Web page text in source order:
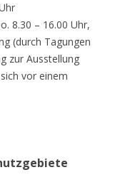
8.30 – 16.00 Uhr,
(durch Tagungen
zur Ausstellung
vor einem